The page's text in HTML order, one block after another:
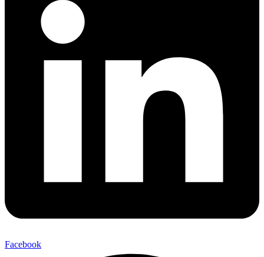
Facebook